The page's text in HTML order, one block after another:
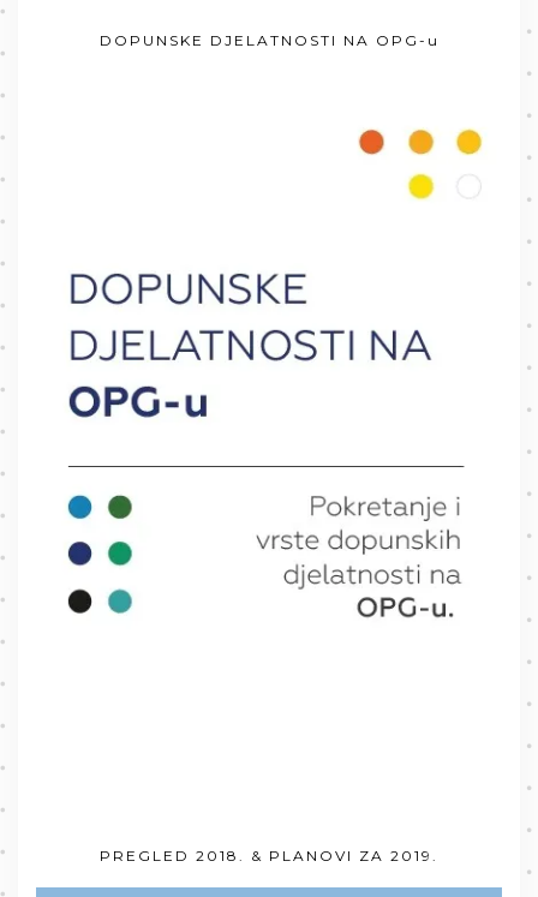
DOPUNSKE DJELATNOSTI NA OPG-u
PREGLED 2018. & PLANOVI ZA 2019.